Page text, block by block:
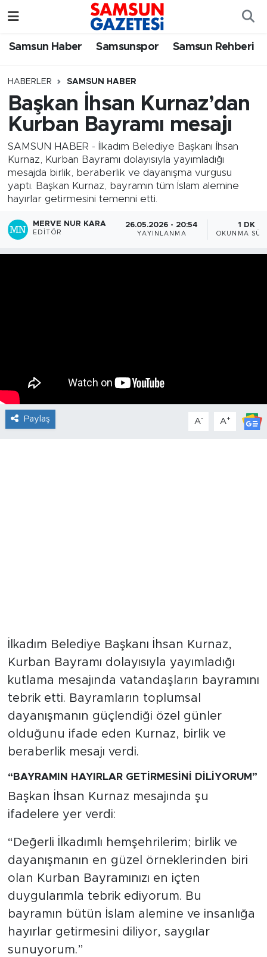
Samsun Haber Samsunspor Samsun Rehberi
HABERLER SAMSUN HABER
Başkan İhsan Kurnaz’dan
Kurban Bayramı mesajı
SAMSUN HABER - İlkadım Belediye Başkanı İhsan
Kurnaz, Kurban Bayramı dolayısıyla yayımladığı
mesajda birlik, beraberlik ve dayanışma vurgusu
yaptı. Başkan Kurnaz, bayramın tüm İslam alemine
hayırlar getirmesini temenni etti.
MERVE NUR KARA
EDITÖR
26.05.2026 - 20:54
YAYINLANMA
1 DK
OKUNMA
Paylaş A- A+
İlkadım Belediye Başkanı İhsan Kurnaz,
Kurban Bayramı dolayısıyla yayımladığı
kutlama mesajında vatandaşların bayramını
tebrik etti. Bayramların toplumsal
dayanışmanın güçlendiği özel günler
olduğunu ifade eden Kurnaz, birlik ve
beraberlik mesajı verdi.
“BAYRAMIN HAYIRLAR GETİRMESİNİ DİLİYORUM”
Başkan İhsan Kurnaz mesajında şu
ifadelere yer verdi:
“Değerli İlkadımlı hemşehrilerim; birlik ve
dayanışmanın en güzel örneklerinden biri
olan Kurban Bayramınızı en içten
duygularımla tebrik ediyorum. Bu
bayramın bütün İslam alemine ve insanlığa
hayırlar getirmesini diliyor, saygılar
sunuyorum.”
Samsun Haber
Samsun Rehberi
Samsun Nöbetçi Eczaneler
SAMSUN Namaz Vakitleri
Samsun Trafik Yoğunluk Haritası
Süper Lig Puan Durumu ve Fikstür
Tüm Manşetler
Son Dakika Haberleri